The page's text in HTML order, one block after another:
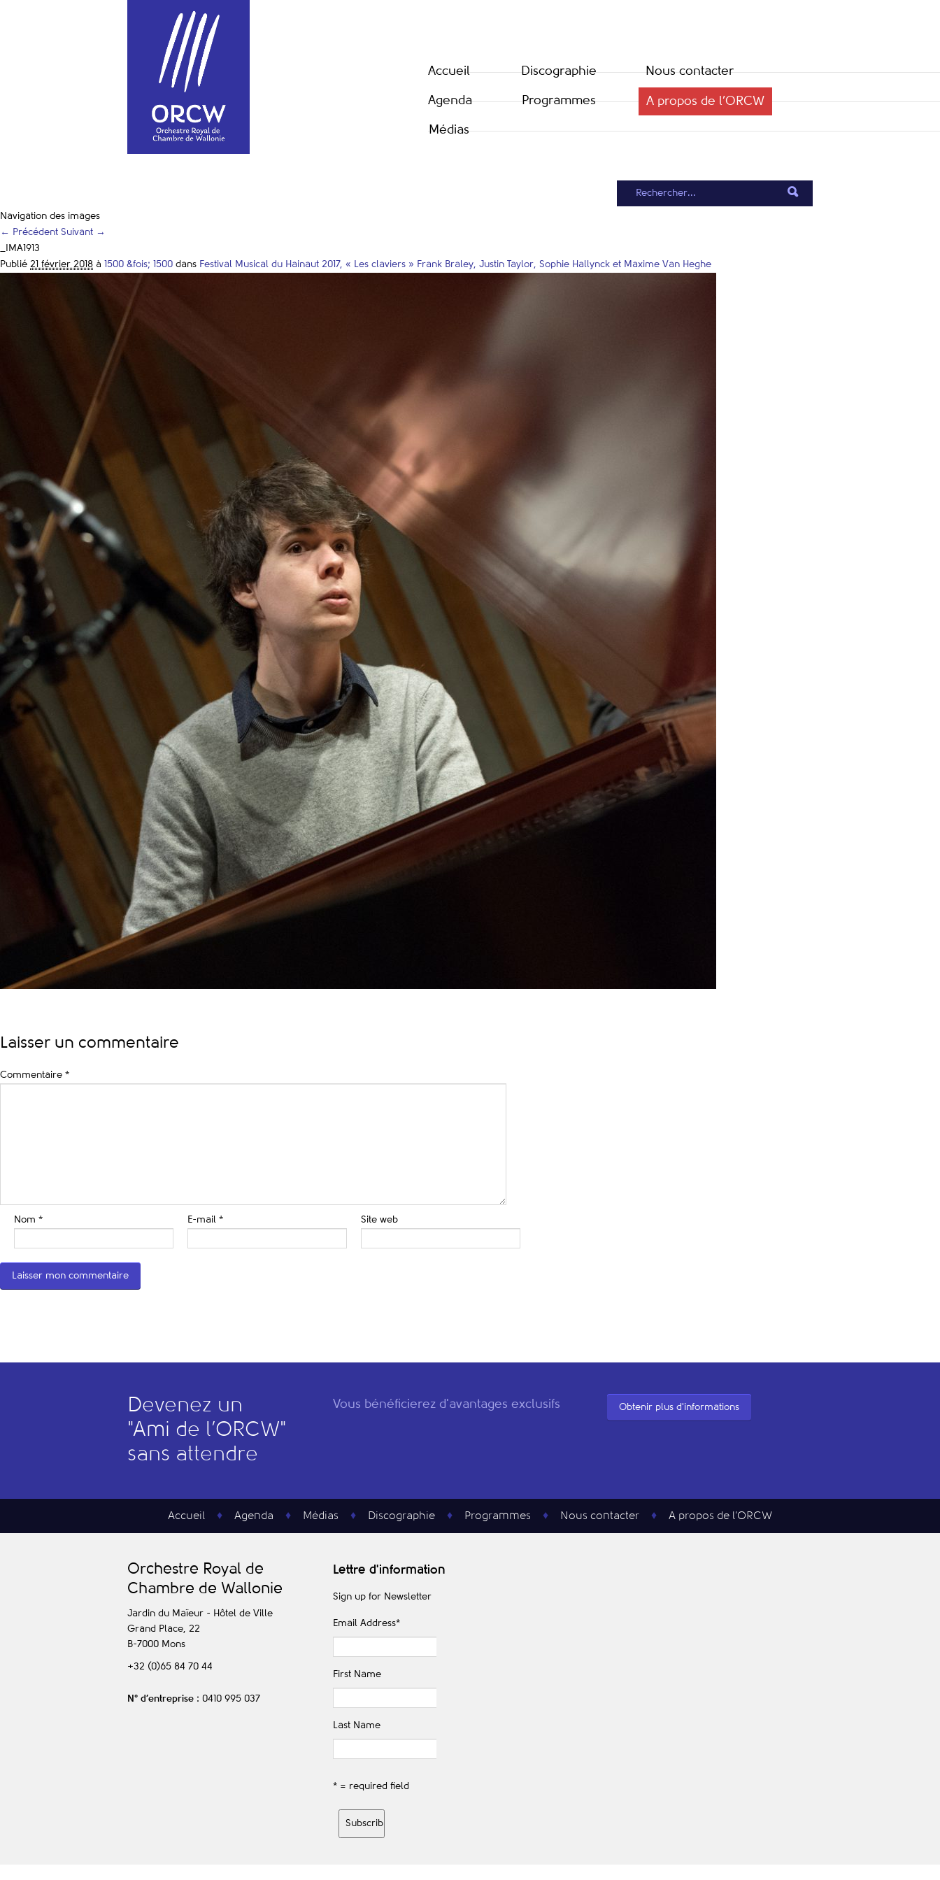
Accueil
Agenda
Médias
Discographie
Programmes
Nous contacter
A propos de l’ORCW
Navigation des images
← Précédent Suivant →
_IMA1913
Publié 21 février 2018 à 1500 &fois; 1500 dans Festival Musical du Hainaut 2017, « Les claviers » Frank Braley, Justin Taylor, Sophie Hallynck et Maxime Van Heghe
Laisser un commentaire
Commentaire *
Nom * E-mail * Site web
Devenez un
"Ami de l’ORCW"
sans attendre
Vous bénéficierez d'avantages exclusifs Obtenir plus d'informations
Accueil Agenda Médias Discographie Programmes Nous contacter A propos de l’ORCW
Orchestre Royal de
Chambre de Wallonie
Jardin du Maïeur - Hôtel de Ville
Grand Place, 22
B-7000 Mons
+32 (0)65 84 70 44
N° d’entreprise : 0410 995 037
Lettre d'information
Sign up for Newsletter
Email Address*
First Name
Last Name
* = required field